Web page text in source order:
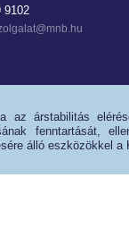
9102
az árstabilitás
fenntartását,
álló eszközökkel a